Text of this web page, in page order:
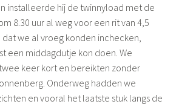
installeerde hij de twinnyload met de
8.30 uur al weg voor een rit van 4,5
we al vroeg konden inchecken,
een middagdutje kon doen. We
keer kort en bereikten zonder
Onderweg hadden we
en vooral het laatste stuk langs de